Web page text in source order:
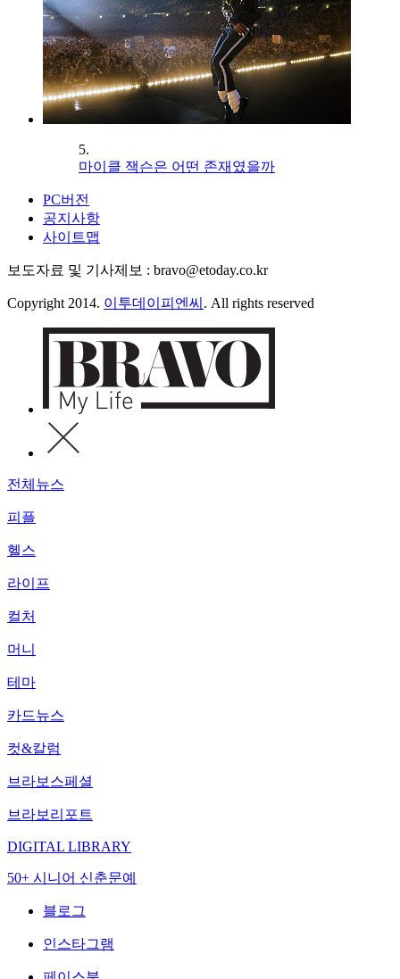
5.
마이클 잭슨은 어떤 존재였을까
PC버전
공지사항
사이트맵
보도자료 및 기사제보 : bravo@etoday.co.kr
Copyright 2014. 이투데이피엔씨 . All rights reserved
전체뉴스
피플
헬스
라이프
컬처
머니
테마
카드뉴스
컷&칼럼
브라보스페셜
브라보리포트
DIGITAL LIBRARY
50+ 시니어 신춘문예
블로그
인스타그램